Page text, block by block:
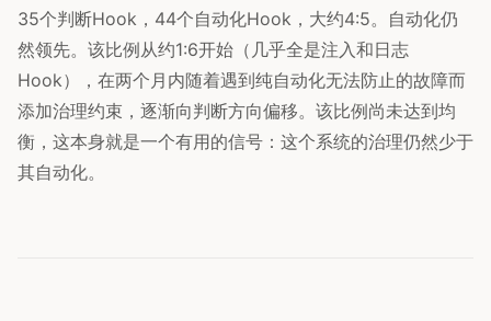
35个判断Hook，44个自动化Hook，大约4:5。自动化仍
然领先。该比例从约1:6开始（几乎全是注入和日志
Hook），在两个月内随着遇到纯自动化无法防止的故障而
添加治理约束，逐渐向判断方向偏移。该比例尚未达到均
衡，这本身就是一个有用的信号：这个系统的治理仍然少于
其自动化。